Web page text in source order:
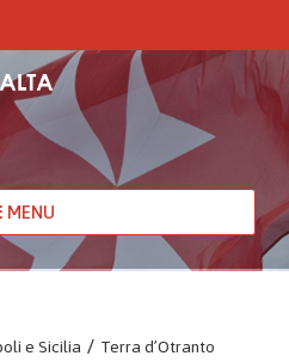
MENU
e Sicilia / Terra d’Otranto